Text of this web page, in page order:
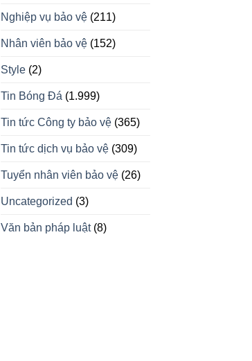
Nghiệp vụ bảo vệ(211)
Nhân viên bảo vệ(152)
Style(2)
Tin Bóng Đá (1.999)
Tin tức Công ty bảo vệ(365)
Tin tức dịch vụ bảo vệ(309)
Tuyển nhân viên bảo vệ(26)
Uncategorized (3)
Văn bản pháp luật(8)